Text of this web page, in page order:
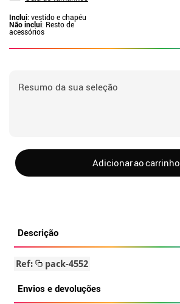
Inclui: vestido e chapéu
Não inclui: Resto de
acessórios
Resumo da sua seleção
Adicionar ao carrinho
Descrição
Ref: pack-4552
Envios e devoluções